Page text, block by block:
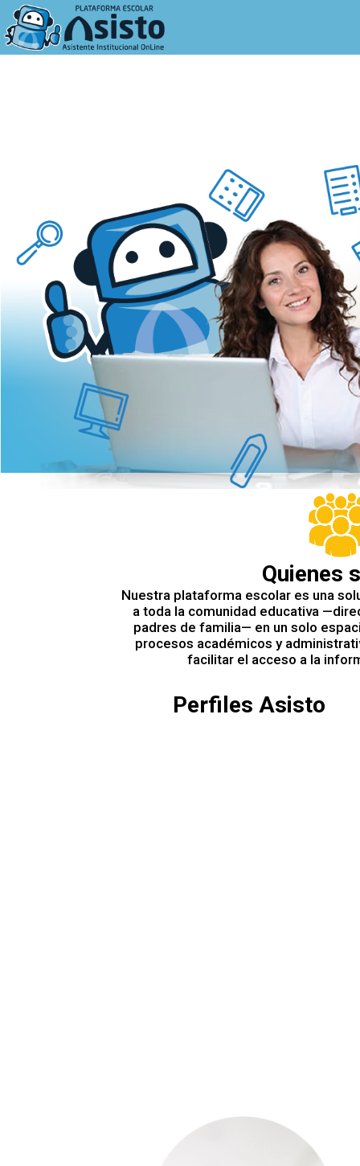
Quienes
Nuestra plataforma escolar es una
a toda la comunidad educativa
padres de familia— en un solo
procesos académicos y
facilitar el acceso a la
Perfiles Asisto